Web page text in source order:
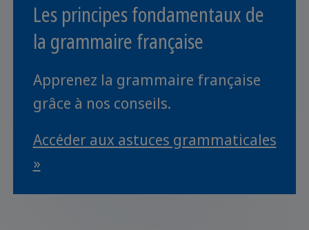
Les principes fondamentaux de
la grammaire française
Apprenez la grammaire française
grâce à nos conseils.
Accéder aux astuces grammaticales
»